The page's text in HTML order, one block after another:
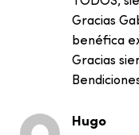
Gracias
benéfica
Gracias
Hugo